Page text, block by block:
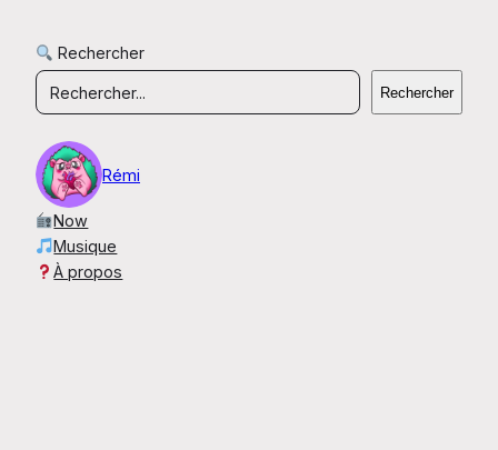
Rechercher
Rechercher
Rémi
Now
Musique
À propos